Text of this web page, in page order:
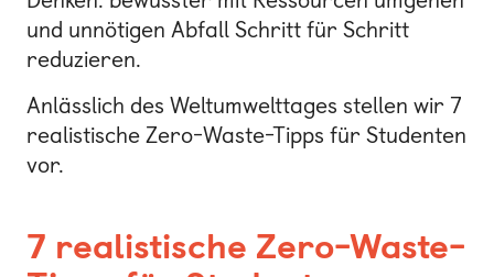
und unnötigen Abfall Schritt für Schritt
reduzieren.
Anlässlich des Weltumwelttages stellen wir 7
realistische Zero-Waste-Tipps für Studenten
vor.
7 realistische Zero-Waste-